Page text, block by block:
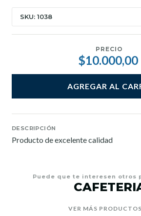
SKU: 1038
PRECIO
$10.000,00
AGREGAR AL
DESCRIPCIÓN
Producto de excelente calidad
Puede que te interesen otros
VER MÁS PRODUCTOS